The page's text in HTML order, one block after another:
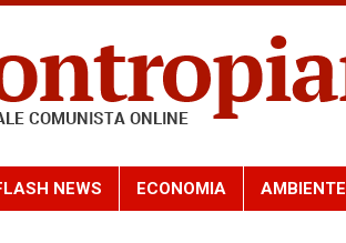
NEWS ECONOMIA AMBIENTE